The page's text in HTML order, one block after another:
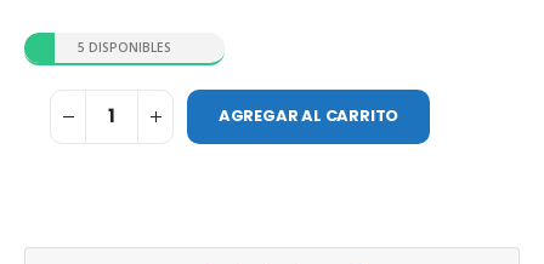
5 DISPONIBLES
AGREGAR AL CARRITO